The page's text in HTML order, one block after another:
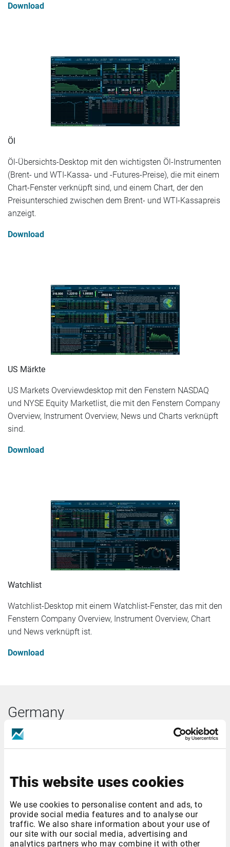
This website uses cookies
We use cookies to personalise content and ads, to
provide social media features and to analyse our
traffic. We also share information about your use of
our site with our social media, advertising and
analytics partners who may combine it with other
Download
Öl
Öl-Übersichts-Desktop mit den wichtigsten Öl-Instrumenten
(Brent- und WTI-Kassa- und -Futures-Preise), die mit einem
Chart-Fenster verknüpft sind, und einem Chart, der den
Preisunterschied zwischen dem Brent- und WTI-Kassapreis
anzeigt.
Download
US Märkte
US Markets Overviewdesktop mit den Fenstern NASDAQ
und NYSE Equity Marketlist, die mit den Fenstern Company
Overview, Instrument Overview, News und Charts verknüpft
sind.
Download
Watchlist
Watchlist-Desktop mit einem Watchlist-Fenster, das mit den
Fenstern Company Overview, Instrument Overview, Chart
und News verknüpft ist.
Download
Germany